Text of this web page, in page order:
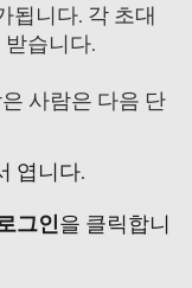
됩니다. 각 초대
받습니다.
사람은 다음 단
엽니다.
그인을 클릭합니